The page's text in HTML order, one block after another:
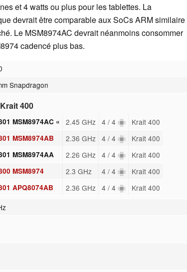
et 4 watts ou plus pour les tablettes. La
devrait être comparable aux SoCs ARM similaire
Le MSM8974AC devrait néanmoins consommer
cadencé plus bas.
Snapdragon
400
MSM8974AC « 2.45 GHz 4 / 4 Krait 400
MSM8974AB 2.36 GHz 4 / 4 Krait 400
MSM8974AA 2.26 GHz 4 / 4 Krait 400
MSM8974 2.3 GHz 4 / 4 Krait 400
APQ8074AB 2.36 GHz 4 / 4 Krait 400